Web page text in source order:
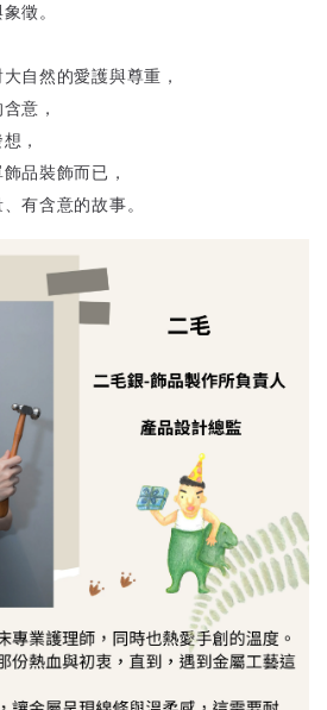
徵。
自然的愛護與尊重，
意，
，
品裝飾而已，
有含意的故事。